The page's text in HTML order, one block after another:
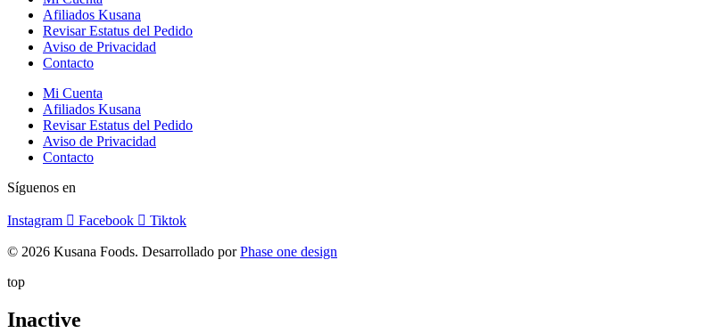
Afiliados Kusana
Revisar Estatus del Pedido
Aviso de Privacidad
Contacto
Mi Cuenta
Afiliados Kusana
Revisar Estatus del Pedido
Aviso de Privacidad
Contacto
Síguenos en
Instagram Facebook Tiktok
© 2026 Kusana Foods. Desarrollado porPhase one design
top
Inactive